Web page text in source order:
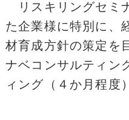
リスキリングセミ
た企業様に特別に、
材育成方針の策定を
ナベコンサルティン
ィング（４か月程度